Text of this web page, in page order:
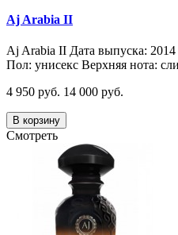
Aj Arabia II
Aj Arabia II Дата выпуска:
Пол: унисекс Верхняя нота:
4 950 руб. 14 000 руб.
В корзину
Смотреть